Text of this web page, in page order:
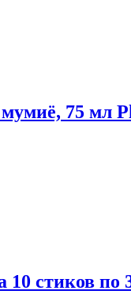
75 мл
10 стиков по